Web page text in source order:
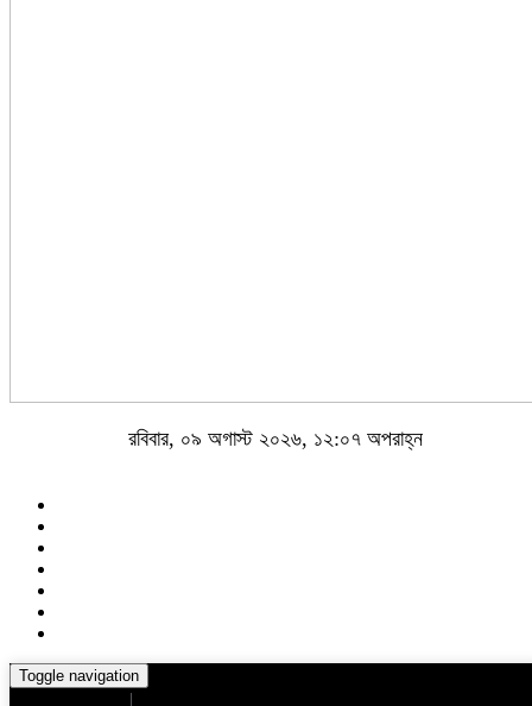
রবিবার, ০৯ অগাস্ট ২০২৬, ১২:০৭ অপরাহ্ন
Toggle navigation